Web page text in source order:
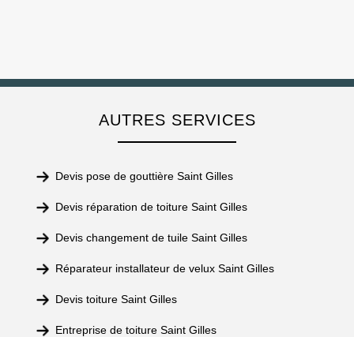
AUTRES SERVICES
Devis pose de gouttière Saint Gilles
Devis réparation de toiture Saint Gilles
Devis changement de tuile Saint Gilles
Réparateur installateur de velux Saint Gilles
Devis toiture Saint Gilles
Entreprise de toiture Saint Gilles